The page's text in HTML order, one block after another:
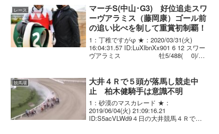
レース
マーチS(中山･G3) 好位追走スワ
ーヴアラミス（藤岡康）ゴール前
の追い比べを制して重賞初制覇！
1：丁稚ですがφ ★：2020/03/31(火)
16:04:31.57 ID:LuXlbnXx901 6 12 スワー
ヴアラミス 牡5/488( 0)/
競馬場
大井４Ｒで５頭が落馬し競走中
止 柏木健騎手は意識不明
1：砂漠のマスカレード ★：
2019/06/04(火) 21:09:16.21
ID:S5acVLWd9４日の大井競馬４Ｒで、